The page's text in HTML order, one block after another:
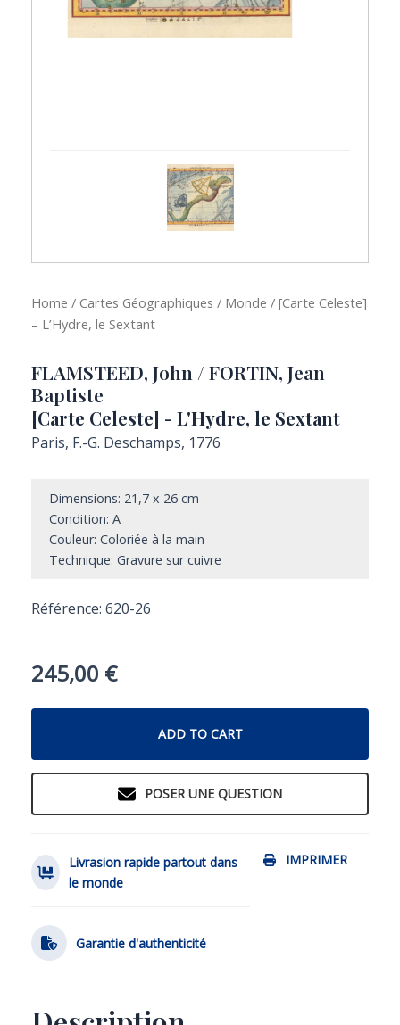
Home / Cartes Géographiques / Monde / [Carte Celeste]
– L’Hydre, le Sextant
FLAMSTEED, John / FORTIN, Jean
Baptiste
[Carte Celeste] - L'Hydre, le Sextant
Paris, F.-G. Deschamps, 1776
Dimensions: 21,7 x 26 cm
Condition: A
Couleur: Coloriée à la main
Technique: Gravure sur cuivre
Référence: 620-26
245,00 €
ADD TO CART
POSER UNE QUESTION
IMPRIMER
Livrasion rapide partout dans
le monde
Garantie d'authenticité